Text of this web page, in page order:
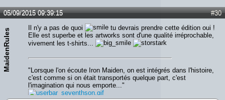
#30
05/09/2015 09:39:15
MaidenRules Il n'y a pas de quoi
tu devrais prendre cette édition oui !
Elle est superbe et les artworks sont d'une qualité irréprochable,
vivement les t-shirts...
"Lorsque l'on écoute Iron Maiden, on est intégrés dans l'histoire,
c'est comme si on était transportés quelque part, c'est
l'imagination qui nous emporte..."